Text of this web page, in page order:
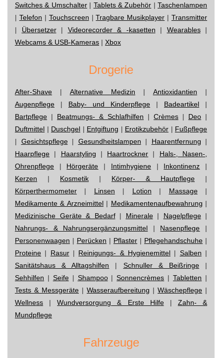
Switches & Umschalter| Tablets & Zubehör | Taschenlampen
| Telefon | Touchscreen |Tragbare Musikplayer | Transmitter
| Übersetzer| Videorecorder & -kasetten | Wearables|
Webcams & USB-Kameras | Xbox
Drogerie
After-Shave | Alternative Medizin | Antioxidantien |
Augenpflege | Baby- und Kinderpflege | Badeartikel |
Bartpflege | Beatmungs- & Schlafhilfen | Crèmes | Deo |
Duftmittel | Duschgel | Entgiftung | Erotikzubehör | Fußpflege
| Gesichtspflege| Gesundheitslampen | Haarentfernung |
Haarpflege | Haarstyling | Haartrockner | Hals-, Nasen-,
Ohrenpflege | Hörgeräte | Intimhygiene| Inkontinenz |
Kerzen | Kosmetik | Körper- & Hautpflege |
Körperthermometer | Linsen | Lotion | Massage|
Medikamente & Arzneimittel| Medikamentenaufbewahrung |
Medizinische Geräte & Bedarf| Minerale| Nagelpflege|
Nahrungs- & Nahrungsergänzungsmittel | Nasenpflege |
Personenwaagen | Perücken | Pflaster | Pflegehandschuhe |
Proteine | Rasur| Reinigungs- & Hygienemittel | Salben |
Sanitätshaus & Alltagshilfen | Schnuller & Beißringe|
Sehhilfen | Seife| Shampoo|Sonnencrèmes |Tabletten |
Tests & Messgeräte | Wasseraufbereitung | Wäschepflege |
Wellness |Wundversorgung & Erste Hilfe| Zahn- &
Mundpflege
Fahrzeuge